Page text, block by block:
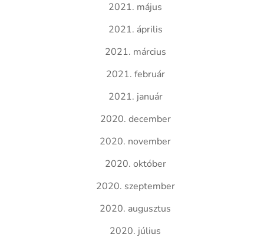
2021. május
2021. április
2021. március
2021. február
2021. január
2020. december
2020. november
2020. október
2020. szeptember
2020. augusztus
2020. július